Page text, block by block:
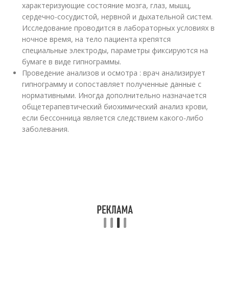
характеризующие состояние мозга, глаз, мышц,
сердечно-сосудистой, нервной и дыхательной систем.
Исследование проводится в лабораторных условиях в
ночное время, на тело пациента крепятся
специальные электроды, параметры фиксируются на
бумаге в виде гипнограммы.
Проведение анализов и осмотра : врач анализирует
гипнограмму и сопоставляет полученные данные с
нормативными. Иногда дополнительно назначается
общетерапевтический биохимический анализ крови,
если бессонница является следствием какого-либо
заболевания.